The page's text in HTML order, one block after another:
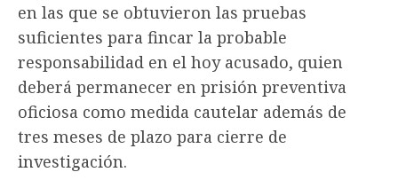
en las que se obtuvieron las pruebas
suficientes para fincar la probable
responsabilidad en el hoy acusado, quien
deberá permanecer en prisión preventiva
oficiosa como medida cautelar además de
tres meses de plazo para cierre de
investigación.